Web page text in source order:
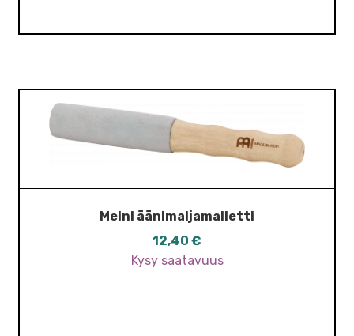
Meinl äänimaljamalletti
12,40 €
Kysy saatavuus